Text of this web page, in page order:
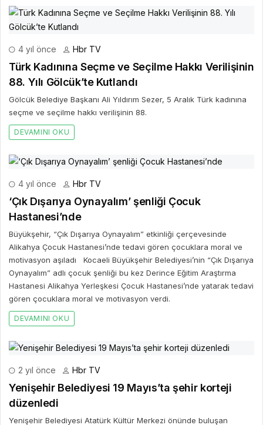
4 yıl önce Hbr TV
Türk Kadınına Seçme ve Seçilme Hakkı Verilişinin
88. Yılı Gölcük’te Kutlandı
Gölcük Belediye Başkanı Ali Yıldırım Sezer, 5 Aralık Türk kadınına
seçme ve seçilme hakkı verilişinin 88.
DEVAMINI OKU
4 yıl önce Hbr TV
‘Çık Dışarıya Oynayalım’ şenliği Çocuk
Hastanesi’nde
Büyükşehir, “Çık Dışarıya Oynayalım” etkinliği çerçevesinde
Alikahya Çocuk Hastanesi’nde tedavi gören çocuklara moral ve
motivasyon aşıladı Kocaeli Büyükşehir Belediyesi’nin “Çık Dışarıya
Oynayalım” adlı çocuk şenliği bu kez Derince Eğitim Araştırma
Hastanesi Alikahya Yerleşkesi Çocuk Hastanesi’nde yatarak tedavi
gören çocuklara moral ve motivasyon verdi.
DEVAMINI OKU
2 yıl önce Hbr TV
Yenişehir Belediyesi 19 Mayıs’ta şehir korteji
düzenledi
Yenişehir Belediyesi Atatürk Kültür Merkezi önünde buluşan